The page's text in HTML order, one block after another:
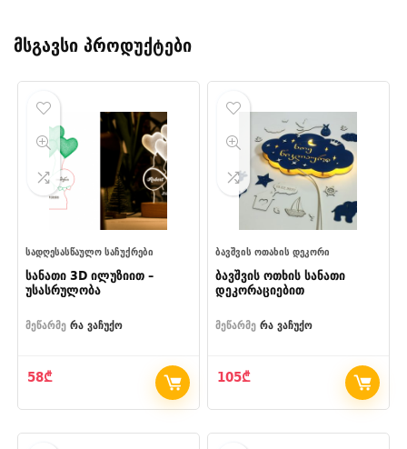
მსგავსი პროდუქტები
ᲡᲐᲓᲦᲔᲡᲐᲡᲬᲐᲣᲚᲝ ᲡᲐᲩᲣᲥᲠᲔᲑᲘ
სანათი 3D ილუზიით –
უსასრულობა
მეწარმე რა ვაჩუქო
58₾
ᲑᲐᲕᲨᲕᲘᲡ ᲝᲗᲐᲮᲘᲡ ᲓᲔᲙᲝᲠᲘ
ბავშვის ოთხის სანათი
დეკორაციებით
მეწარმე რა ვაჩუქო
105₾